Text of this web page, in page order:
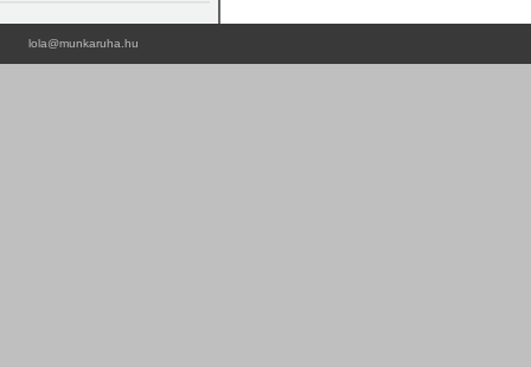
lola@munkaruha.hu